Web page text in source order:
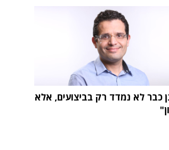
כבר לא נמדד רק בביצועים, אלא